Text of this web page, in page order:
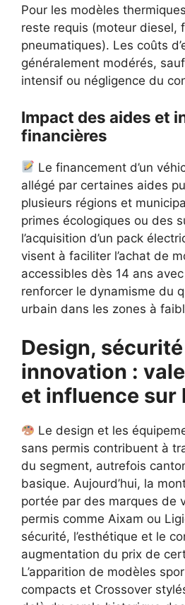
Pour les modèles
reste requis (moteur diesel,
pneumatiques). Les coûts
généralement modérés, sauf
intensif ou négligence du
Impact des aides et
financières
Le financement d’un
allégé par certaines aides
plusieurs régions et
primes écologiques ou des
l’acquisition d’un pack
visent à faciliter l’achat de
accessibles dès 14 ans
renforcer le dynamisme du
urbain dans les zones à
Design,
innovation :
et influence sur
Le design et les
sans permis contribuent à
du segment, autrefois
basique. Aujourd’hui, la
portée par des marques de
permis comme Aixam ou
sécurité, l’esthétique et le
augmentation du prix de
L’apparition de modèles
compacts et Crossover